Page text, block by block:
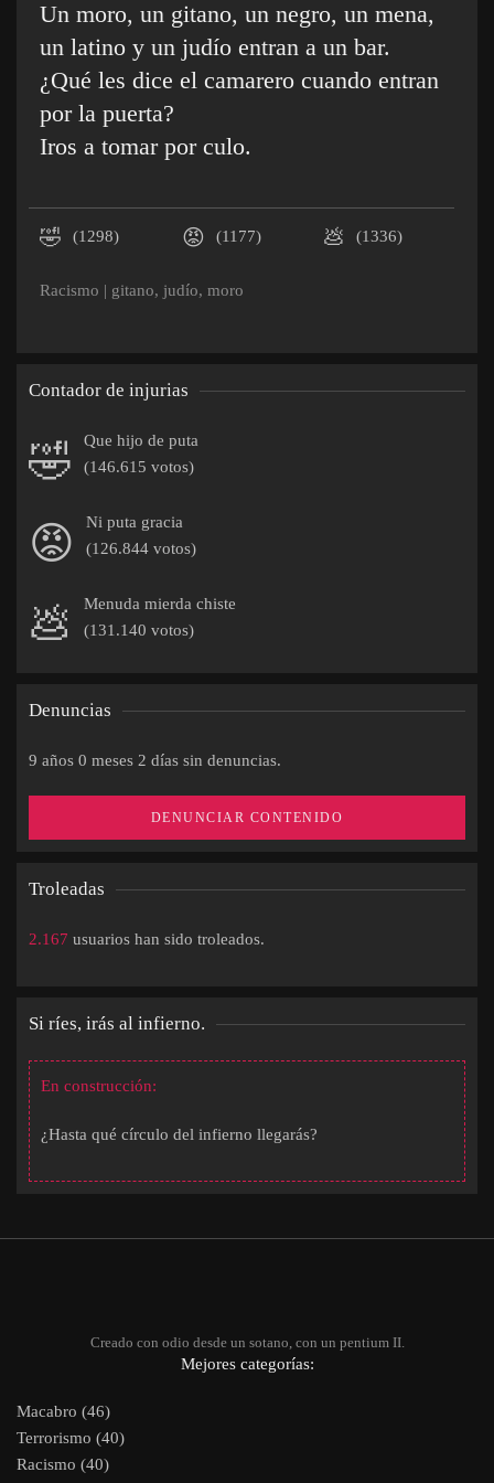
Un moro, un gitano, un negro, un mena,
un latino y un judío entran a un bar.
¿Qué les dice el camarero cuando entran
por la puerta?
Iros a tomar por culo.
🤣 (1298) 😡 (1177) 💩 (1336)
Racismo | gitano, judío, moro
Contador de injurias
🤣
Que hijo de puta
(146.615 votos)
😡
Ni puta gracia
(126.844 votos)
💩
Menuda mierda chiste
(131.140 votos)
Denuncias
9 años 0 meses 2 días sin denuncias.
DENUNCIAR CONTENIDO
Troleadas
2.167 usuarios han sido troleados.
Si ríes, irás al infierno.
En construcción:
¿Hasta qué círculo del infierno llegarás?
Creado con odio desde un sotano, con un pentium II.
Mejores categorías:
Macabro (46)
Terrorismo (40)
Racismo (40)